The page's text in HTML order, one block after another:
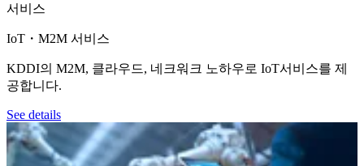
서비스
IoT・M2M 서비스
KDDI의 M2M, 클라우드, 네크워크 노하우로 IoT서비스를 제
공합니다.
See details